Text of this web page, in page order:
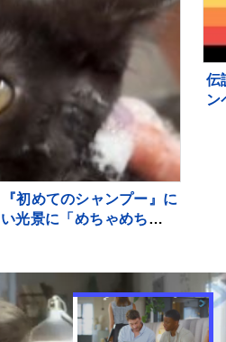
初めてのシャンプー』に
光景に「めちゃめちゃい
伝
ン